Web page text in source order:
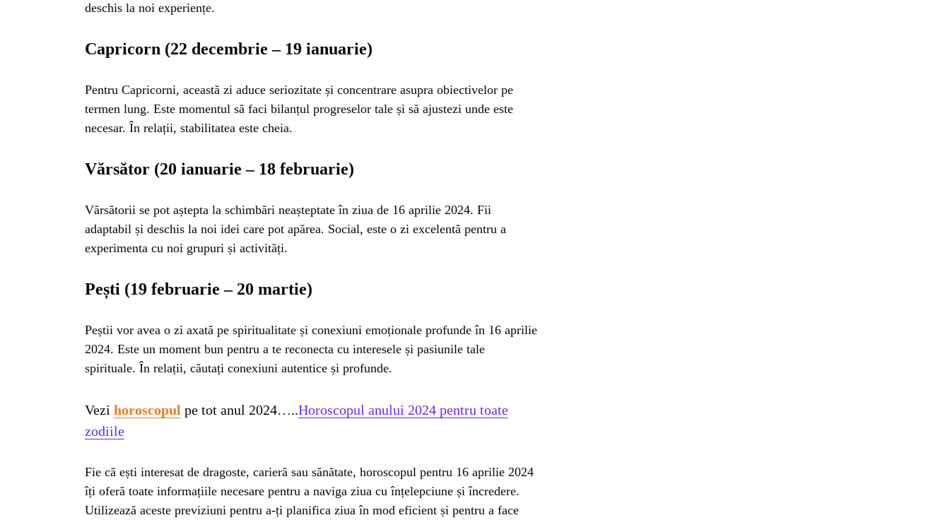
deschis la noi experiențe.
Capricorn (22 decembrie – 19 ianuarie)
Pentru Capricorni, această zi aduce seriozitate și concentrare asupra obiectivelor pe
termen lung. Este momentul să faci bilanțul progreselor tale și să ajustezi unde este
necesar. În relații, stabilitatea este cheia.
Vărsător (20 ianuarie – 18 februarie)
Vărsătorii se pot aștepta la schimbări neașteptate în ziua de 16 aprilie 2024. Fii
adaptabil și deschis la noi idei care pot apărea. Social, este o zi excelentă pentru a
experimenta cu noi grupuri și activități.
Pești (19 februarie – 20 martie)
Peștii vor avea o zi axată pe spiritualitate și conexiuni emoționale profunde în 16 aprilie
2024. Este un moment bun pentru a te reconecta cu interesele și pasiunile tale
spirituale. În relații, căutați conexiuni autentice și profunde.
Vezi horoscopul pe tot anul 2024…..Horoscopul anului 2024 pentru toate
zodiile
Fie că ești interesat de dragoste, carieră sau sănătate, horoscopul pentru 16 aprilie 2024
îți oferă toate informațiile necesare pentru a naviga ziua cu înțelepciune și încredere.
Utilizează aceste previziuni pentru a-ți planifica ziua în mod eficient și pentru a face